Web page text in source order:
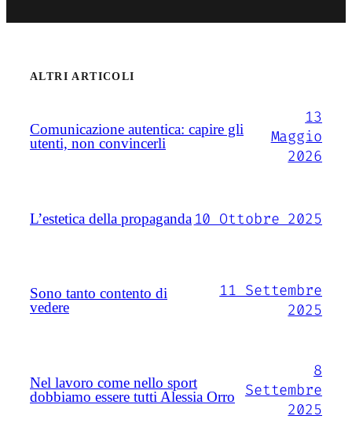
ALTRI ARTICOLI
Comunicazione autentica: capire gli
utenti, non convincerli
13
Maggio
2026
L’estetica della propaganda 10 Ottobre 2025
Sono tanto contento di
vedere
11 Settembre
2025
Nel lavoro come nello sport
dobbiamo essere tutti Alessia Orro
8
Settembre
2025